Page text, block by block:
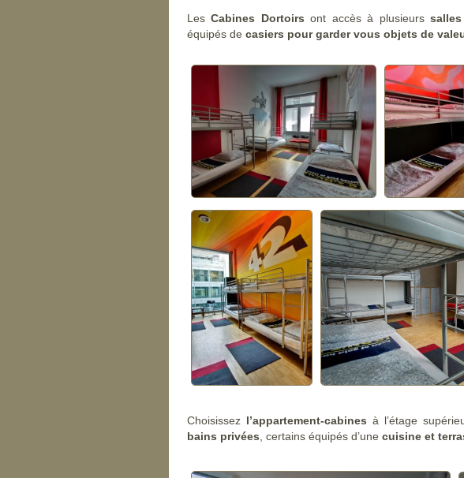
LesCabines Dortoirs ont accès à plusieurs
équipés de casiers pour garder vous objets de
Choisissez l’appartement-cabines à l’étage
bains privées , certains équipés d’une cuisine et